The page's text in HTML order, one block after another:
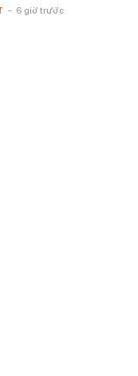
- 6 giờ trước